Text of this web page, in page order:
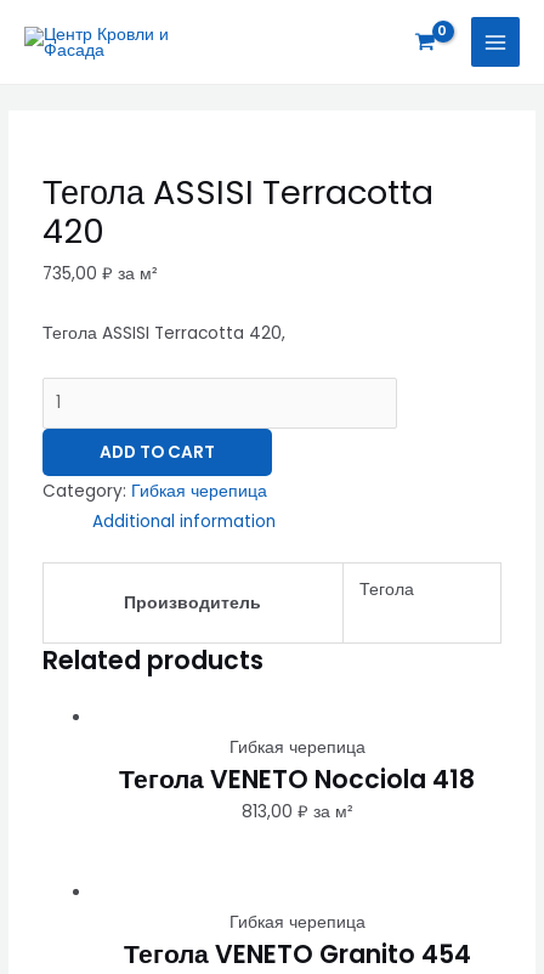
Тегола ASSISI Terracotta
420
735,00 ₽ за м²
Тегола ASSISI Terracotta 420,
ASSISI
ADD TO CART
Category: Гибкая черепица
Additional information
Производитель
Тегола
Related products
Гибкая черепица
Тегола VENETO Nocciola 418
813,00 ₽ за м²
Гибкая черепица
Тегола VENETO Granito 454